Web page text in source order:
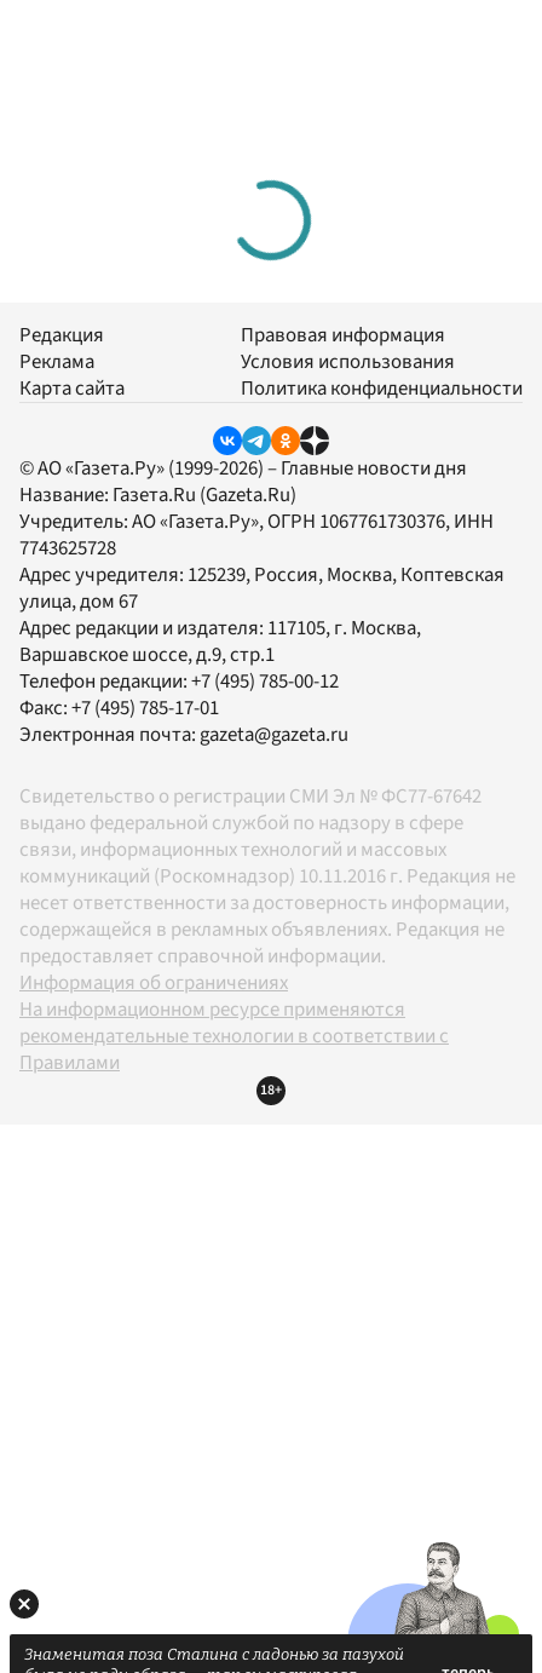
Редакция
Реклама
Карта сайта
Правовая информация
Условия использования
Политика конфиденциальности
© АО «Газета.Ру» (1999-2026) – Главные новости дня
Название: Газета.Ru (Gazeta.Ru)
Учредитель:АО «Газета.Ру», ОГРН 1067761730376, ИНН
7743625728
Адрес учредителя: 125239, Россия, Москва, Коптевская
улица, дом 67
Адрес редакции и издателя: 117105, г. Москва,
Варшавское шоссе, д.9, стр.1
Телефон редакции:+7 (495) 785-00-12
Факс:+7 (495) 785-17-01
Электронная почта:gazeta@gazeta.ru
Свидетельство о регистрации СМИ Эл № ФС77-67642
выдано федеральной службой по надзору в сфере
связи, информационных технологий и массовых
коммуникаций (Роскомнадзор) 10.11.2016 г. Редакция не
несет ответственности за достоверность информации,
содержащейся в рекламных объявлениях. Редакция не
предоставляет справочной информации.
Информация об ограничениях
На информационном ресурсе применяются
рекомендательные технологии в соответствии с
Правилами
18+
Знаменитая поза Сталина с ладонью за пазухой